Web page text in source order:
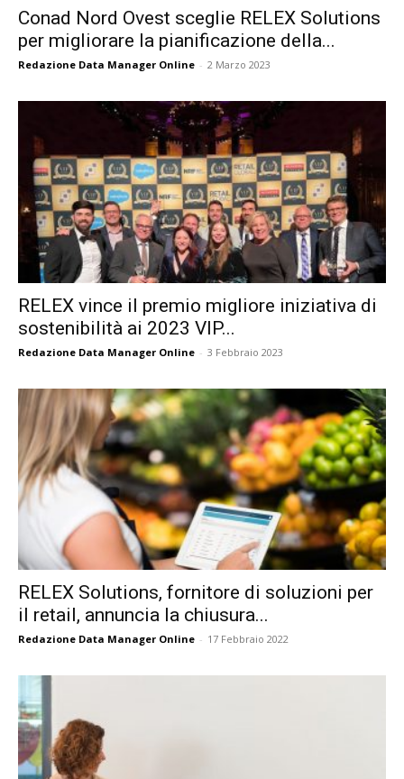
Conad Nord Ovest sceglie RELEX Solutions
per migliorare la pianificazione della...
Redazione Data Manager Online - 2 Marzo 2023
RELEX vince il premio migliore iniziativa di
sostenibilità ai 2023 VIP...
Redazione Data Manager Online - 3 Febbraio 2023
RELEX Solutions, fornitore di soluzioni per
il retail, annuncia la chiusura...
Redazione Data Manager Online - 17 Febbraio 2022